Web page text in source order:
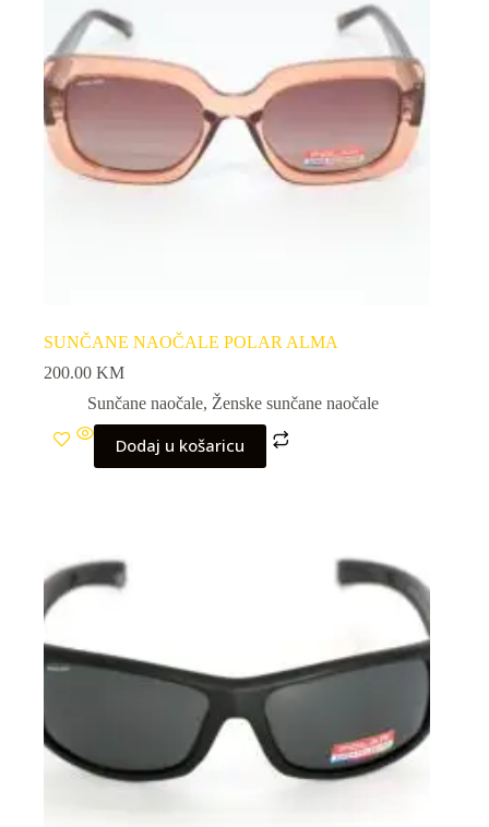
SUNČANE NAOČALE POLAR ALMA
200.00 KM
Sunčane naočale, Ženske sunčane naočale
Dodaj u košaricu